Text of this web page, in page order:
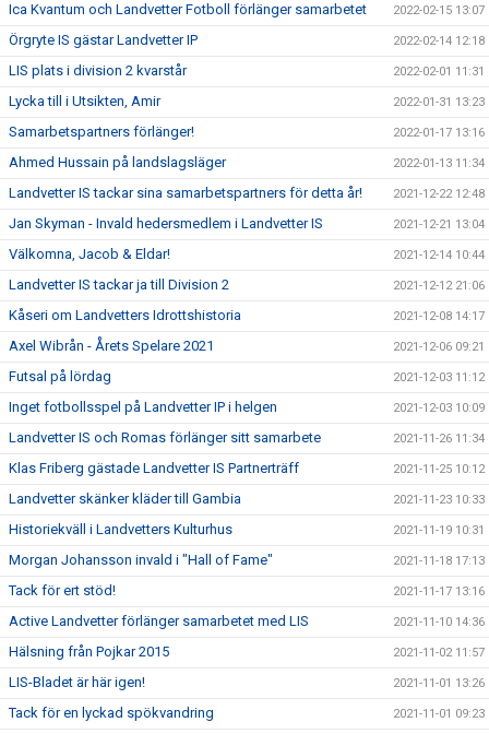
Ica Kvantum och Landvetter Fotboll förlänger samarbetet 2022-02-15 13:07
Örgryte IS gästar Landvetter IP 2022-02-14 12:18
LIS plats i division 2 kvarstår 2022-02-01 11:31
Lycka till i Utsikten, Amir 2022-01-31 13:23
Samarbetspartners förlänger! 2022-01-17 13:16
Ahmed Hussain på landslagsläger 2022-01-13 11:34
Landvetter IS tackar sina samarbetspartners för detta år! 2021-12-22 12:48
Jan Skyman - Invald hedersmedlem i Landvetter IS 2021-12-21 13:04
Välkomna, Jacob & Eldar! 2021-12-14 10:44
Landvetter IS tackar ja till Division 2 2021-12-12 21:06
Kåseri om Landvetters Idrottshistoria 2021-12-08 14:17
Axel Wibrån - Årets Spelare 2021 2021-12-06 09:21
Futsal på lördag 2021-12-03 11:12
Inget fotbollsspel på Landvetter IP i helgen 2021-12-03 10:09
Landvetter IS och Romas förlänger sitt samarbete 2021-11-26 11:34
Klas Friberg gästade Landvetter IS Partnerträff 2021-11-25 10:12
Landvetter skänker kläder till Gambia 2021-11-23 10:33
Historiekväll i Landvetters Kulturhus 2021-11-19 10:31
Morgan Johansson invald i "Hall of Fame" 2021-11-18 17:13
Tack för ert stöd! 2021-11-17 13:16
Active Landvetter förlänger samarbetet med LIS 2021-11-10 14:36
Hälsning från Pojkar 2015 2021-11-02 11:57
LIS-Bladet är här igen! 2021-11-01 13:26
Tack för en lyckad spökvandring 2021-11-01 09:23